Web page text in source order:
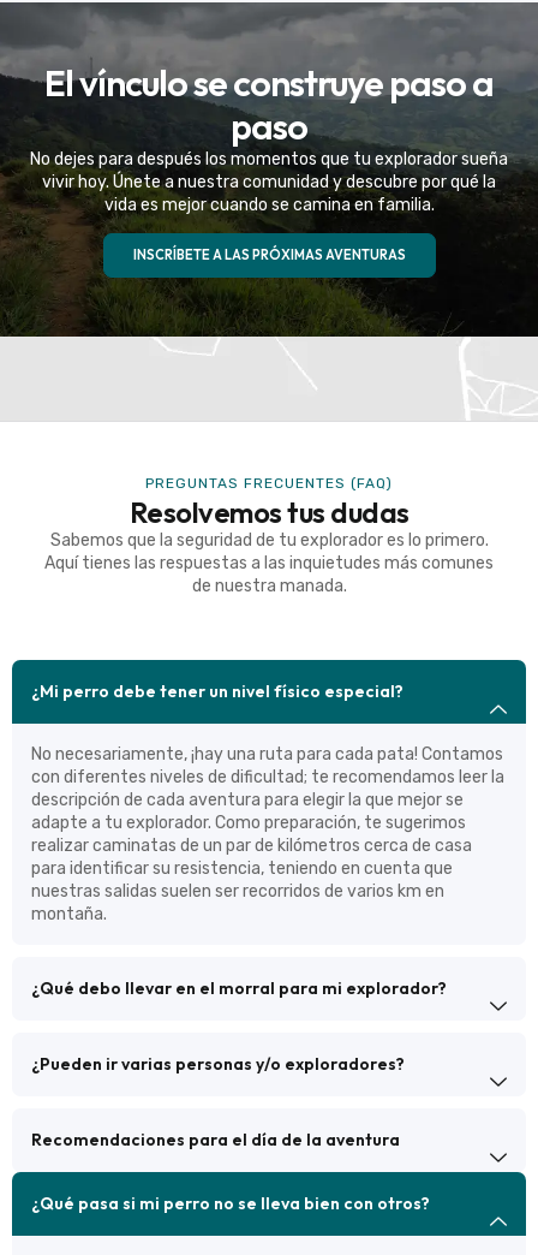
Eventos Especiales
Celebramos la vida de tu mejor amigo con una
experiencia fuera de serie
VER MÁS
El vínculo se construye paso a
paso
No dejes para después los momentos que tu explorador sueña
vivir hoy. Únete a nuestra comunidad y descubre por qué la
vida es mejor cuando se camina en familia.
INSCRÍBETE A LAS PRÓXIMAS AVENTURAS
PREGUNTAS FRECUENTES (FAQ)
Resolvemos tus dudas
Sabemos que la seguridad de tu explorador es lo primero.
Aquí tienes las respuestas a las inquietudes más comunes
de nuestra manada.
¿Mi perro debe tener un nivel físico especial?
No necesariamente, ¡hay una ruta para cada pata! Contamos
con diferentes niveles de dificultad; te recomendamos leer la
descripción de cada aventura para elegir la que mejor se
adapte a tu explorador. Como preparación, te sugerimos
realizar caminatas de un par de kilómetros cerca de casa
para identificar su resistencia, teniendo en cuenta que
nuestras salidas suelen ser recorridos de varios km en
montaña.
¿Qué debo llevar en el morral para mi explorador?
¿Pueden ir varias personas y/o exploradores?
Recomendaciones para el día de la aventura
¿Qué pasa si mi perro no se lleva bien con otros?